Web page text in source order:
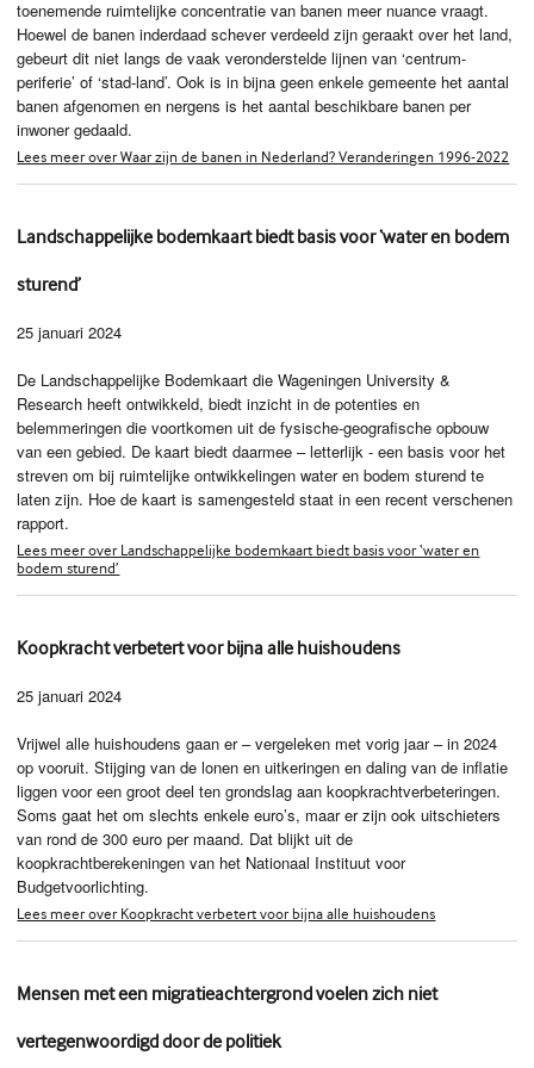
toenemende ruimtelijke concentratie van banen meer nuance vraagt.
Hoewel de banen inderdaad schever verdeeld zijn geraakt over het land,
gebeurt dit niet langs de vaak veronderstelde lijnen van ‘centrum-
periferie’ of ‘stad-land’. Ook is in bijna geen enkele gemeente het aantal
banen afgenomen en nergens is het aantal beschikbare banen per
inwoner gedaald.
Lees meer over Waar zijn de banen in Nederland? Veranderingen 1996-2022
Landschappelijke bodemkaart biedt basis voor ‘water en bodem
sturend’
25 januari 2024
De Landschappelijke Bodemkaart die Wageningen University &
Research heeft ontwikkeld, biedt inzicht in de potenties en
belemmeringen die voortkomen uit de fysische-geografische opbouw
van een gebied. De kaart biedt daarmee – letterlijk - een basis voor het
streven om bij ruimtelijke ontwikkelingen water en bodem sturend te
laten zijn. Hoe de kaart is samengesteld staat in een recent verschenen
rapport.
Lees meer over Landschappelijke bodemkaart biedt basis voor ‘water en
bodem sturend’
Koopkracht verbetert voor bijna alle huishoudens
25 januari 2024
Vrijwel alle huishoudens gaan er – vergeleken met vorig jaar – in 2024
op vooruit. Stijging van de lonen en uitkeringen en daling van de inflatie
liggen voor een groot deel ten grondslag aan koopkrachtverbeteringen.
Soms gaat het om slechts enkele euro’s, maar er zijn ook uitschieters
van rond de 300 euro per maand. Dat blijkt uit de
koopkrachtberekeningen van het Nationaal Instituut voor
Budgetvoorlichting.
Lees meer over Koopkracht verbetert voor bijna alle huishoudens
Mensen met een migratieachtergrond voelen zich niet
vertegenwoordigd door de politiek